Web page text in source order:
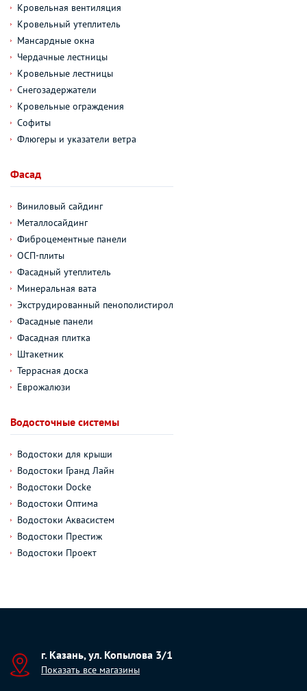
Кровельная вентиляция
Кровельный утеплитель
Мансардные окна
Чердачные лестницы
Кровельные лестницы
Снегозадержатели
Кровельные ограждения
Софиты
Флюгеры и указатели ветра
Фасад
Виниловый сайдинг
Металлосайдинг
Фиброцементные панели
ОСП-плиты
Фасадный утеплитель
Минеральная вата
Экструдированный пенополистирол
Фасадные панели
Фасадная плитка
Штакетник
Террасная доска
Еврожалюзи
Водосточные системы
Водостоки для крыши
Водостоки Гранд Лайн
Водостоки Docke
Водостоки Оптима
Водостоки Аквасистем
Водостоки Престиж
Водостоки Проект
г. Казань, ул. Копылова 3/1
Показать все магазины